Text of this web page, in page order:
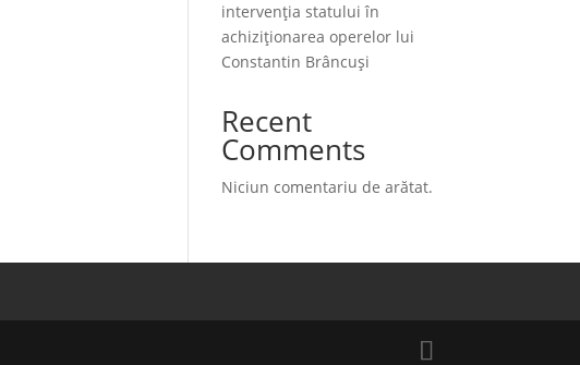
intervenția statului în
achiziționarea operelor lui
Constantin Brâncuși
Recent
Comments
Niciun comentariu de arătat.